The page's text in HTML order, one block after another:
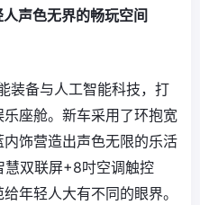
声色无界的畅玩空间
装备与人工智能科技，打
座舱。新车采用了环抱宽
饰营造出声色无限的乐活
慧双联屏+8吋空调触控
年轻人大有不同的眼界。